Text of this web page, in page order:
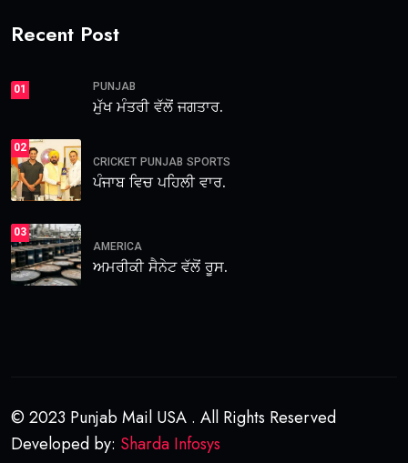
Recent Post
01 PUNJAB
ਮੁੱਖ ਮੰਤਰੀ ਵੱਲੋਂ ਜਗਤਾਰ.
02
CRICKET PUNJAB SPORTS
ਪੰਜਾਬ ਵਿਚ ਪਹਿਲੀ ਵਾਰ.
03
AMERICA
ਅਮਰੀਕੀ ਸੈਨੇਟ ਵੱਲੋਂ ਰੂਸ.
© 2023 Punjab Mail USA . All Rights Reserved
Developed by: Sharda Infosys